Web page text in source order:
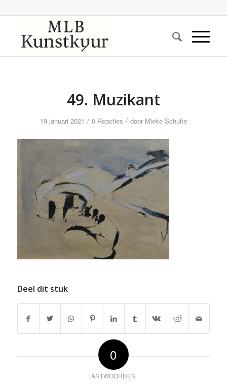
49. Muzikant
19 januari 2021 / 0 Reacties / door Mieke Schulte
Deel dit stuk
0
ANTWOORDEN